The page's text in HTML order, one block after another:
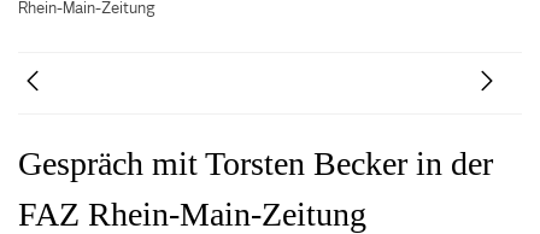
Rhein-Main-Zeitung
Gespräch mit Torsten Becker in der
FAZ Rhein-Main-Zeitung